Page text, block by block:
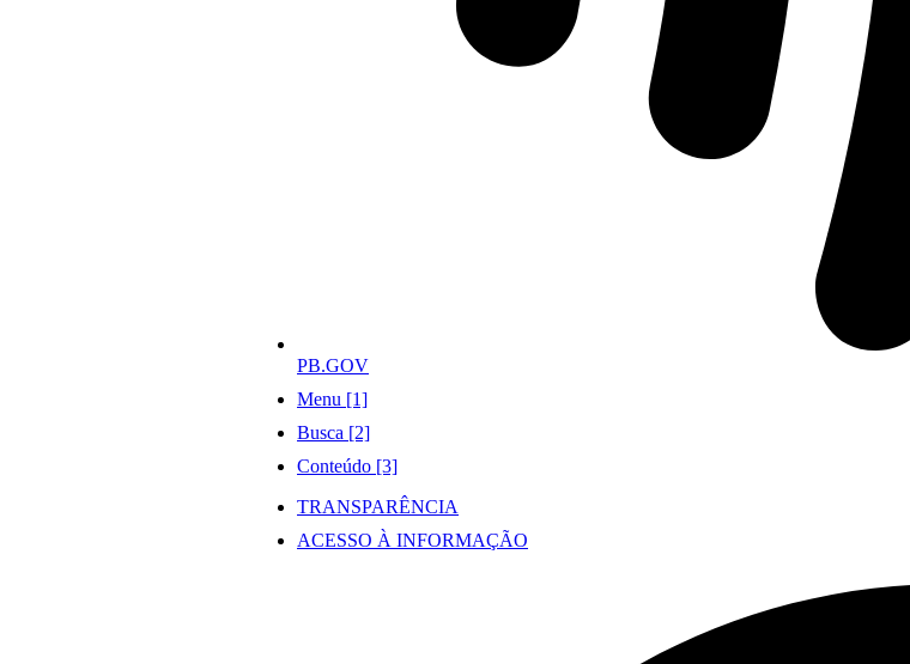
PB.GOV
Menu [1]
Busca [2]
Conteúdo [3]
TRANSPARÊNCIA
ACESSO À INFORMAÇÃO